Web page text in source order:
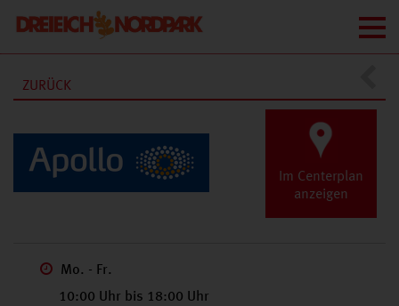
ZURÜCK
Im Centerplan
anzeigen
Mo. - Fr.
10:00 Uhr bis 18:00 Uhr
A-Z